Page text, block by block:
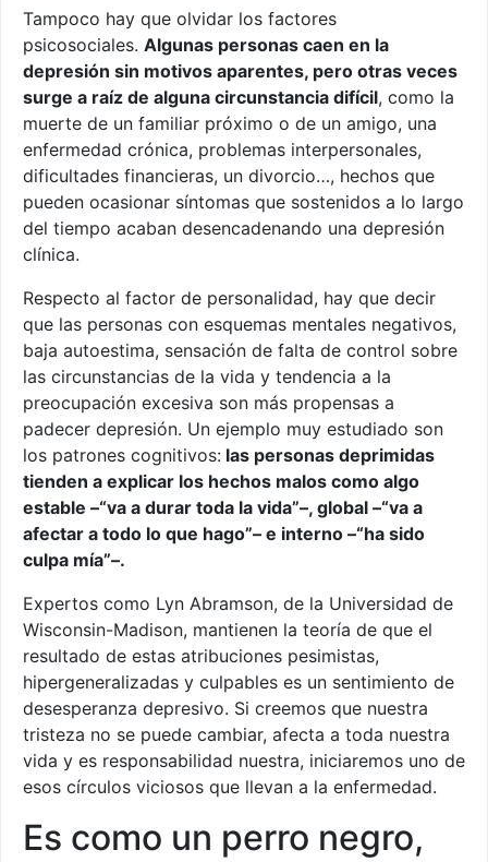
Tampoco hay que olvidar los factores
psicosociales. Algunas personas caen en la
depresión sin motivos aparentes, pero otras veces
surge a raíz de alguna circunstancia difícil, como la
muerte de un familiar próximo o de un amigo, una
enfermedad crónica, problemas interpersonales,
dificultades financieras, un divorcio…, hechos que
pueden ocasionar síntomas que sostenidos a lo largo
del tiempo acaban desencadenando una depresión
clínica.
Respecto al factor de personalidad, hay que decir
que las personas con esquemas mentales negativos,
baja autoestima, sensación de falta de control sobre
las circunstancias de la vida y tendencia a la
preocupación excesiva son más propensas a
padecer depresión. Un ejemplo muy estudiado son
los patrones cognitivos: las personas deprimidas
tienden a explicar los hechos malos como algo
estable –“va a durar toda la vida”–, global –“va a
afectar a todo lo que hago”– e interno –“ha sido
culpa mía”–.
Expertos como Lyn Abramson, de la Universidad de
Wisconsin-Madison, mantienen la teoría de que el
resultado de estas atribuciones pesimistas,
hipergeneralizadas y culpables es un sentimiento de
desesperanza depresivo. Si creemos que nuestra
tristeza no se puede cambiar, afecta a toda nuestra
vida y es responsabilidad nuestra, iniciaremos uno de
esos círculos viciosos que llevan a la enfermedad.
Es como un perro negro,